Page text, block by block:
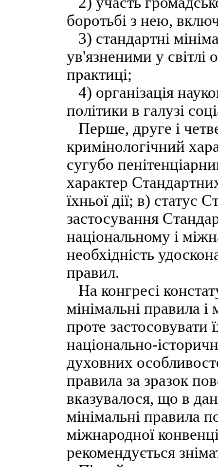
боротьбі з нею,
3) стандартні
ув'язненими у світлі
практиці;
4) організація
політики в галузі
Перше, друге і
кримінологічний
сугубо
характер
їхньої дії; в) статус
застосування
національному і
необхідність
правил.
На конгресі
мінімальні правила
проте застосовувати
національно-
духовних
правила за зразок
вказувалося, що в
мінімальні правила
міжнародної
рекомендується